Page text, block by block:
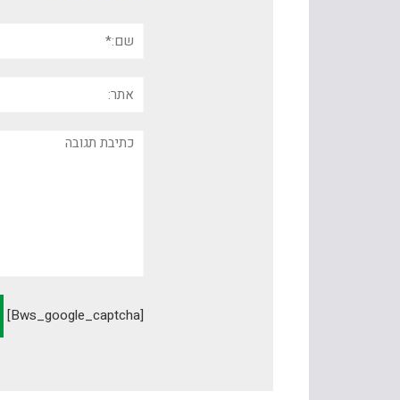
תגובה
[bws_google_captcha]